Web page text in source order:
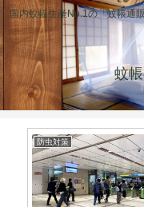
国内蚊帳生産No.1の「蚊帳通
蚊
防虫対策